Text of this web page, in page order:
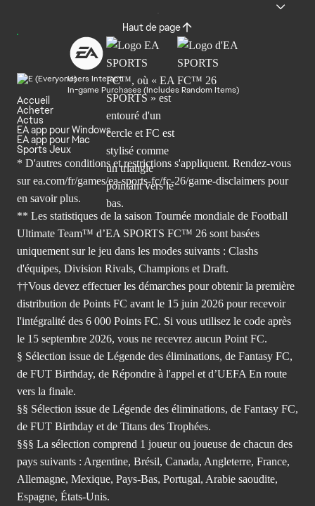
Haut de page
Users Interact
In-game Purchases (Includes Random Items)
Accueil
Acheter
Actus
EA app pour Windows
EA app pour Mac
Sports Jeux
* D'autres conditions et restrictions s'appliquent. Rendez-vous
sur ea.com/fr/games/ea-sports-fc/fc-26/game-disclaimers pour
en savoir plus.
** Les statistiques de la saison Tournée mondiale de Football
Ultimate Team™ d’EA SPORTS FC™ 26 sont basées
uniquement sur le jeu dans les modes suivants : Clashs
d'équipes, Division Rivals, Champions et Draft.
††Vous devez effectuer les démarches pour obtenir la première
distribution de Points FC avant le 15 juin 2026 pour recevoir
l'intégralité des 6 000 Points FC. Si vous utilisez le code après
le 15 septembre 2026, vous ne recevrez aucun Point FC.
§ Sélection issue de Légende des éliminations, de Fantasy FC,
de FUT Birthday, de Répondre à l'appel et d’UEFA En route
vers la finale.
§§ Sélection issue de Légende des éliminations, de Fantasy FC,
de FUT Birthday et de Titans des Trophées.
§§§ La sélection comprend 1 joueur ou joueuse de chacun des
pays suivants : Argentine, Brésil, Canada, Angleterre, France,
Allemagne, Mexique, Pays-Bas, Portugal, Arabie saoudite,
Espagne, États-Unis.